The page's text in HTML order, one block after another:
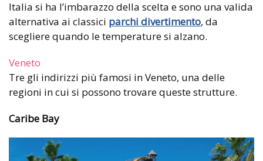
Italia si ha l’imbarazzo della scelta e sono una valida
alternativa ai classici parchi divertimento, da
scegliere quando le temperature si alzano.
Veneto
Tre gli indirizzi più famosi in Veneto, una delle
regioni in cui si possono trovare queste strutture.
Caribe Bay